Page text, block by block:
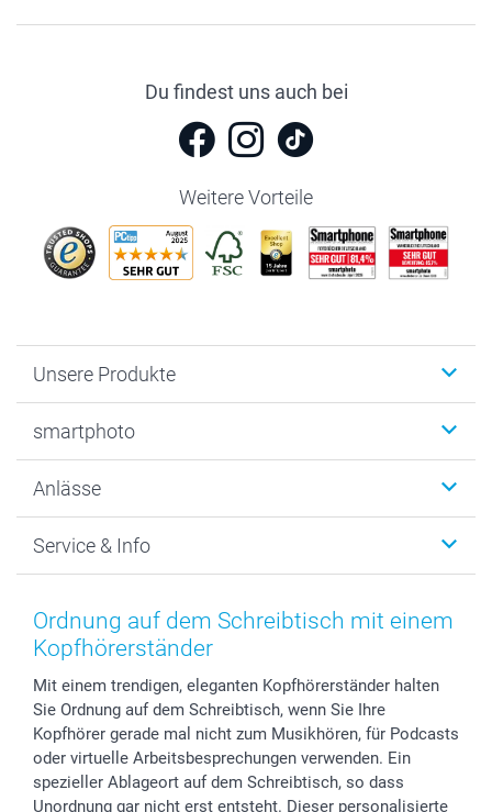
Du findest uns auch bei
Weitere Vorteile
Unsere Produkte
Fotogeschenke
MyNameBook
Fotoabzüge, Fotos als Buch & Poster
Zubehör & Material
Foto-Kalender & Agenden
Geschenk-Gutscheine (PDF)
smartphoto
Warum smartphoto
Datenschutz
AGB
Impressum
Partnerprogramme
Investor Relations
B2B smartbusiness
Widerrufsrecht
Anlässe
Neujahr
Muttertag
Vatertag
Hochzeit
Geburtstag
Geburt
Zu allen Anlässen
Service & Info
Anmelden /Registrieren
Preise und Versandkosten
72h Lieferung
Zahlungsmöglichkeiten
Sitemap
Status der Bestellung
Ordnung auf dem Schreibtisch mit einem
Kopfhörerständer
Mit einem trendigen, eleganten Kopfhörerständer halten
Sie Ordnung auf dem Schreibtisch, wenn Sie Ihre
Kopfhörer gerade mal nicht zum Musikhören, für Podcasts
oder virtuelle Arbeitsbesprechungen verwenden. Ein
spezieller Ablageort auf dem Schreibtisch, so dass
Unordnung gar nicht erst entsteht. Dieser personalisierte